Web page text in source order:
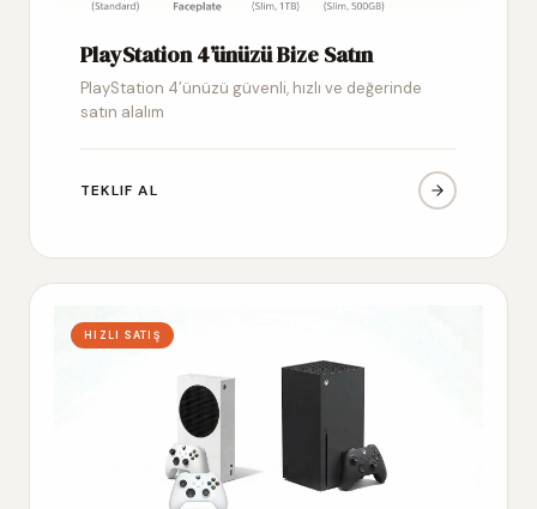
PlayStation 4’ünüzü Bize Satın
PlayStation 4’ünüzü güvenli, hızlı ve değerinde
satın alalım
TEKLIF AL
HIZLI SATIŞ